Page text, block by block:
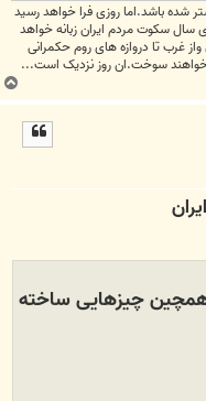
شده باشد.اما روزی فرا خواهد رسید
سکوت مردم ایران زبانه خواهد
غرب تا دروازه های روم حکمرانی
خواهند سوخت.ان روز نزدیک است...
چیزهایی ساخته